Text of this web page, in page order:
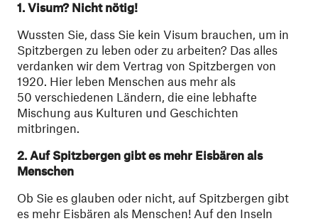
1. Visum? Nicht nötig!
Wussten Sie, dass Sie kein Visum brauchen, um in
Spitzbergen zu leben oder zu arbeiten? Das alles
verdanken wir dem Vertrag von Spitzbergen von
1920. Hier leben Menschen aus mehr als
50 verschiedenen Ländern, die eine lebhafte
Mischung aus Kulturen und Geschichten
mitbringen.
2. Auf Spitzbergen gibt es mehr Eisbären als
Menschen
Ob Sie es glauben oder nicht, auf Spitzbergen gibt
es mehr Eisbären als Menschen! Auf den Inseln